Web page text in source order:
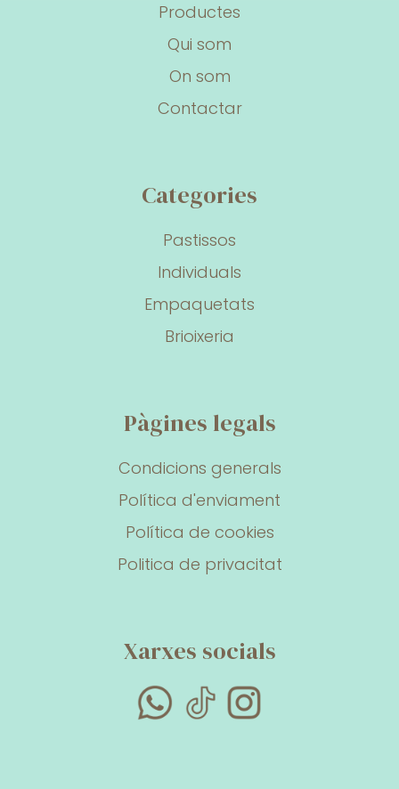
Productes
Qui som
On som
Contactar
Categories
Pastissos
Individuals
Empaquetats
Brioixeria
Pàgines legals
Condicions generals
Política d'enviament
Política de cookies
Politica de privacitat
Xarxes socials